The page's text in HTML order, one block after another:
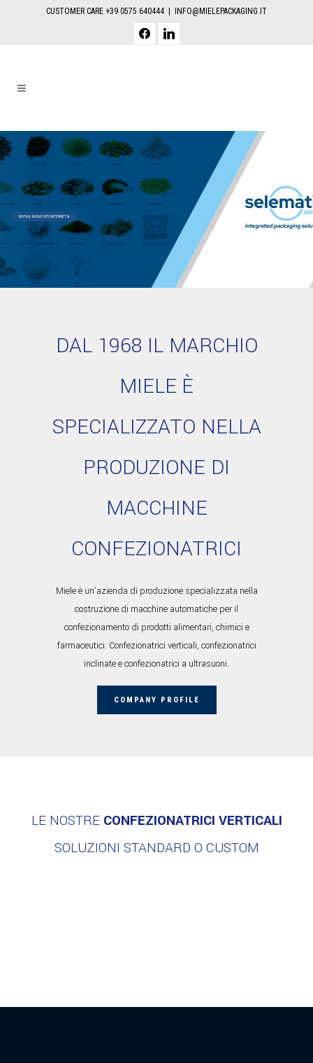
CUSTOMER CARE +39 0575 640444 |
INFO@MIELEPACKAGING.IT
facebooklinkedin
DAL 1968 IL MARCHIO
MIELE È
SPECIALIZZATO NELLA
PRODUZIONE DI
MACCHINE
CONFEZIONATRICI
Miele è un’azienda di produzione specializzata nella
costruzione di macchine automatiche per il
confezionamento di prodotti alimentari, chimici e
farmaceutici. Confezionatrici verticali, confezionatrici
inclinate e confezionatrici a ultrasuoni.
COMPANY PROFILE
LE NOSTRE CONFEZIONATRICI VERTICALI
SOLUZIONI STANDARD O CUSTOM